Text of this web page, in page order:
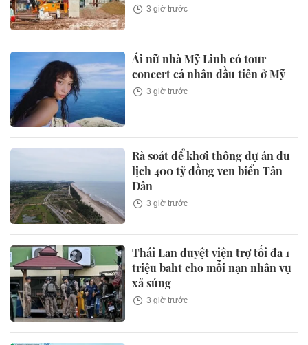
3 giờ trước
Ái nữ nhà Mỹ Linh có tour
concert cá nhân đầu tiên ở Mỹ
3 giờ trước
Rà soát để khơi thông dự án du
lịch 400 tỷ đồng ven biển Tân
Dân
3 giờ trước
Thái Lan duyệt viện trợ tối đa 1
triệu baht cho mỗi nạn nhân vụ
xả súng
3 giờ trước